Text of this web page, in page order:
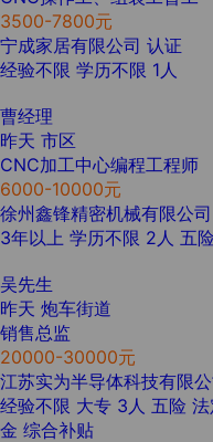
3500-7800元
宁成家居有限公司 认证
经验不限 学历不限 1人
曹经理
昨天 市区
CNC加工中心编程工程师
6000-10000元
徐州鑫锋精密机械有限公司
3年以上 学历不限 2人 五险
吴先生
昨天 炮车街道
销售总监
20000-30000元
江苏实为半导体科技有限
经验不限 大专 3人 五险 法
金 综合补贴